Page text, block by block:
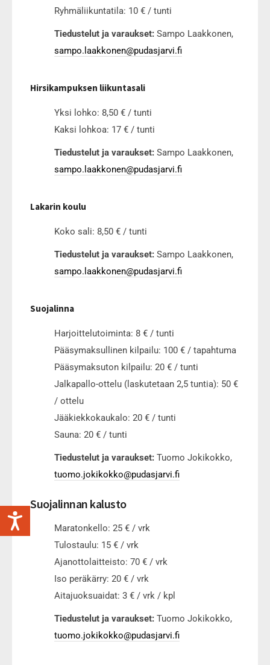
Ryhmäliikuntatila: 10 € / tunti
Tiedustelut ja varaukset: Sampo Laakkonen,
sampo.laakkonen@pudasjarvi.fi
Hirsikampuksen liikuntasali
Yksi lohko: 8,50 € / tunti
Kaksi lohkoa: 17 € / tunti
Tiedustelut ja varaukset: Sampo Laakkonen,
sampo.laakkonen@pudasjarvi.fi
Lakarin koulu
Koko sali: 8,50 € / tunti
Tiedustelut ja varaukset: Sampo Laakkonen,
sampo.laakkonen@pudasjarvi.fi
Suojalinna
Harjoittelutoiminta: 8 € / tunti
Pääsymaksullinen kilpailu: 100 € / tapahtuma
Pääsymaksuton kilpailu: 20 € / tunti
Jalkapallo-ottelu (laskutetaan 2,5 tuntia): 50 €
/ ottelu
Jääkiekkokaukalo: 20 € / tunti
Sauna: 20 € / tunti
Tiedustelut ja varaukset: Tuomo Jokikokko,
tuomo.jokikokko@pudasjarvi.fi
Suojalinnan kalusto
Maratonkello: 25 € / vrk
Tulostaulu: 15 € / vrk
Ajanottolaitteisto: 70 € / vrk
Iso peräkärry: 20 € / vrk
Aitajuoksuaidat: 3 € / vrk / kpl
Tiedustelut ja varaukset: Tuomo Jokikokko,
tuomo.jokikokko@pudasjarvi.fi